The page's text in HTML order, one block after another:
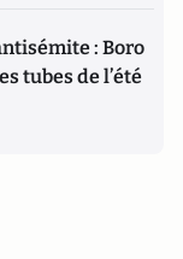
: Boro
tubes de l’été